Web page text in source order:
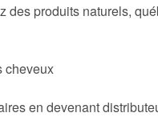
des produits naturels,
cheveux
en devenant